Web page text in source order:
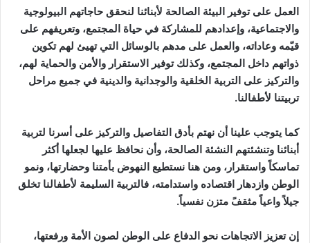
العمل على توفير البيئة الصالحة لأبنائنا لنحقق حاجاتهم البيولوجية
والاجتماعية، وإعدادهم للمشاركة في حياة المجتمع، وتعريفهم على
قيّمه وعاداته، والعمل على مدهم بالوسائل التي تهيئ لهم تكوين
ذواتهم داخل المجتمع، وكذلك توفير الاستقرار والأمن والحماية لهم،
والتركيز على التربية الخلقية والوجدانية والدينية في جميع مراحل
تربيتنا لأطفالنا.
كما يتوجب علينا أن نهتم بأدق التفاصيل والتركيز على أسرنا لتربية
أبنائنا وتنشئتهم النشئة الصالحة، وأن نحافظ عليها لجعلها أكثر
تماسكاً واستقرار، ومن هنا نستطيع النهوض بأمتنا وحضارتها، ونمو
الوطن وازدهار اقتصاده واستدامته، فالتربية السليمة لأطفالنا تخلق
جيلاً واعياً مثقفً متزن نفسياً.
إن تعزيز الاتجاهات نحو الدفاع على الوطن لصون الأمة ورفعتها،